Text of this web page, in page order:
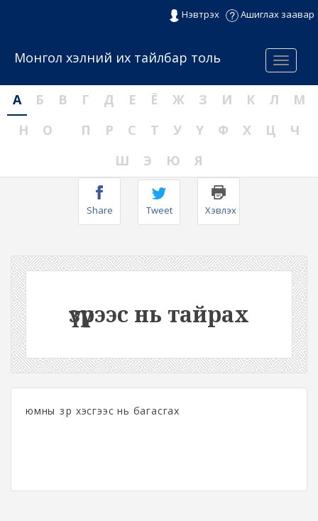
Нэвтрэх Ашиглах заавар
Menu
Монгол хэлний их тайлбар толь
А Б В Г Д Е Ё Ж З И К Л
М
Н
О П Р С Т У Ү Ф Х Ц
Ч
Ш
Э Ю Я
Share Tweet Хэвлэх
үзүүрээс нь тайрах
юмны үзүүр хэсгээс нь багасгах